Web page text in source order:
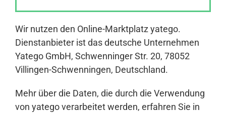
Wir nutzen den Online-Marktplatz yatego.
Dienstanbieter ist das deutsche Unternehmen
Yatego GmbH, Schwenninger Str. 20, 78052
Villingen-Schwenningen, Deutschland.
Mehr über die Daten, die durch die Verwendung
von yatego verarbeitet werden, erfahren Sie in